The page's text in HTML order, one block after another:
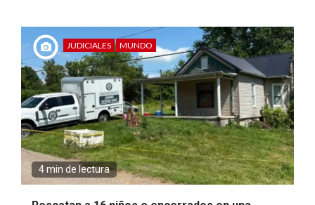
JUDICIALES MUNDO
4 min de lectura